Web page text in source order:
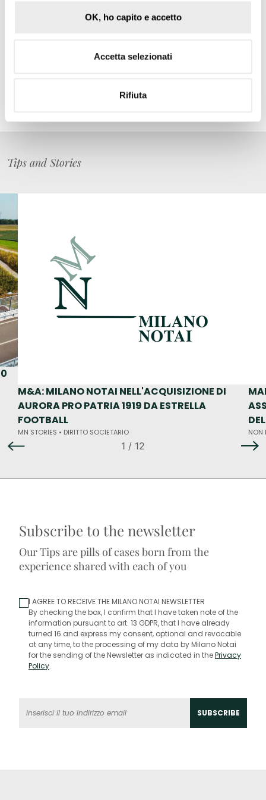
OK, ho capito e accetto
Accetta selezionati
Rifiuta
Giovannella Condò, co-founder dello studio.
Tips and Stories
M&A: MILANO NOTAI NELL'ACQUISIZIONE DI
AURORA PRO PATRIA 1919 DA ESTRELLA
FOOTBALL
MN STORIES • DIRITTO SOCIETARIO NON
1 / 12
Subscribe to the newsletter
Our Tips are pills of cases born from the
experience shared with each of you
I AGREE TO RECEIVE THE MILANO NOTAI NEWSLETTER
By checking the box, I confirm that I have taken note of the
information pursuant to art. 13 GDPR, that I have already
turned 16 and express my consent, optional and revocable
at any time, to the processing of my data by Milano Notai
for the sending of the Newsletter as indicated in thePrivacy
Policy.